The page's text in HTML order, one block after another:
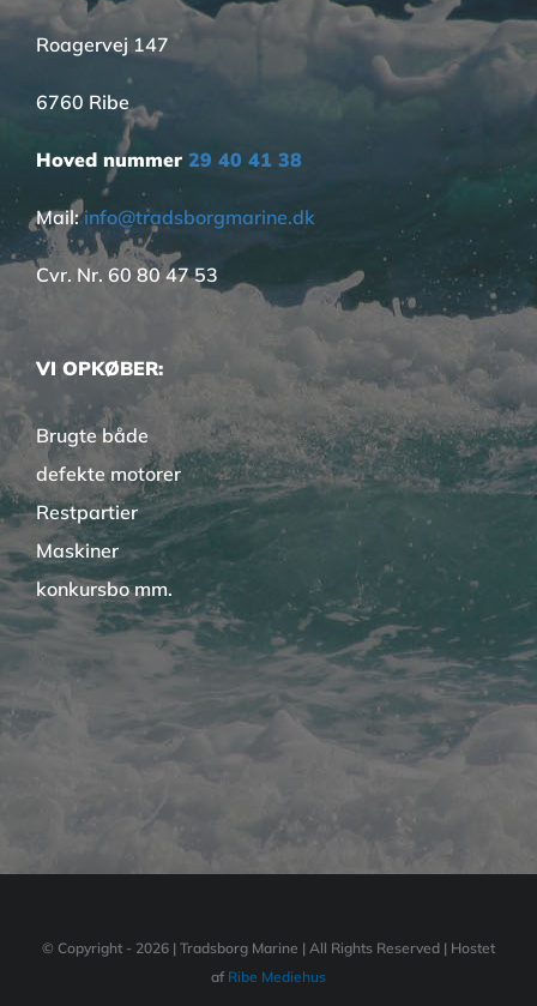
Roagervej 147
6760 Ribe
Hoved nummer 29 40 41 38
Mail:info@tradsborgmarine.dk
Cvr. Nr. 60 80 47 53
VI OPKØBER:
Brugte både
defekte motorer
Restpartier
Maskiner
konkursbo mm.
© Copyright - 2026 | Tradsborg Marine | All Rights Reserved | Hostet
af Ribe Mediehus